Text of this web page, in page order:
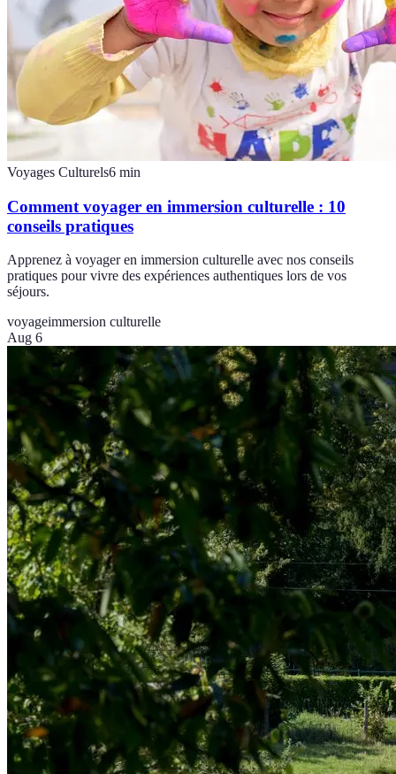
Voyages Culturels6 min
Comment voyager en immersion culturelle : 10
conseils pratiques
Apprenez à voyager en immersion culturelle avec nos conseils
pratiques pour vivre des expériences authentiques lors de vos
séjours.
voyageimmersion culturelle
Aug 6